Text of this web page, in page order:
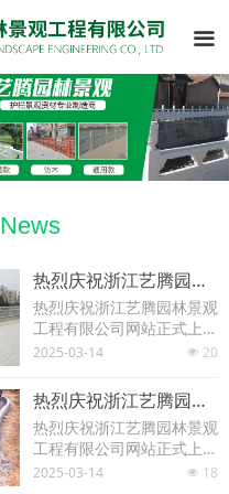
끀
News
热烈庆祝浙江艺腾园林景观工程有限公司网站正式上线！
热烈庆祝浙江艺腾园林景观
工程有限公司网站正式上
线！
넶 20
2025-03-14
热烈庆祝浙江艺腾园林景观工程有限公司网站正式上线！
热烈庆祝浙江艺腾园林景观
工程有限公司网站正式上
线！
넶 18
2025-03-14